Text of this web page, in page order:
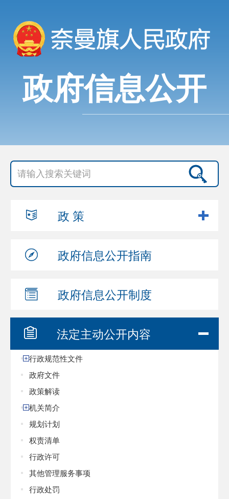
政府信息公开
政 策
政府信息公开指南
政府信息公开制度
法定主动公开内容
行政规范性文件
政府文件
政策解读
机关简介
规划计划
权责清单
行政许可
其他管理服务事项
行政处罚